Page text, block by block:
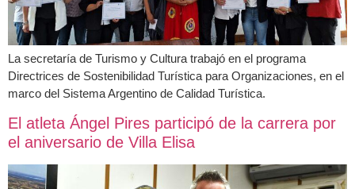
La secretaría de Turismo y Cultura trabajó en el programa
Directrices de Sostenibilidad Turística para Organizaciones, en el
marco del Sistema Argentino de Calidad Turística.
El atleta Ángel Pires participó de la carrera por
el aniversario de Villa Elisa